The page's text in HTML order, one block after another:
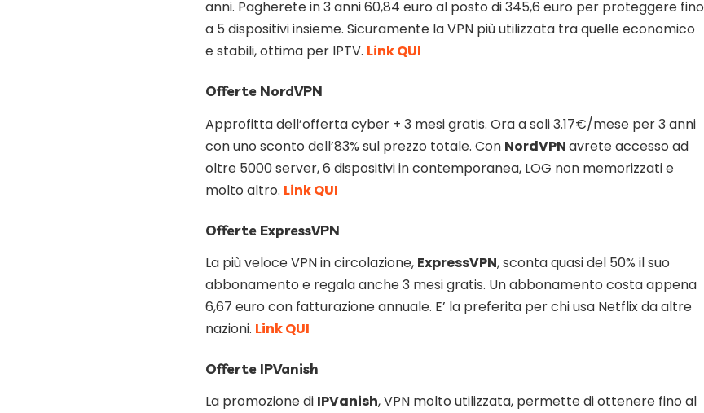
anni. Pagherete in 3 anni 60,84 euro al posto di 345,6 euro per proteggere fino
a 5 dispositivi insieme. Sicuramente la VPN più utilizzata tra quelle economico
e stabili, ottima per IPTV. Link QUI
Offerte NordVPN
Approfitta dell’offerta cyber + 3 mesi gratis. Ora a soli 3.17€/mese per 3 anni
con uno sconto dell’83% sul prezzo totale. Con NordVPNavrete accesso ad
oltre 5000 server, 6 dispositivi in contemporanea, LOG non memorizzati e
molto altro. Link QUI
Offerte ExpressVPN
La più veloce VPN in circolazione, ExpressVPN, sconta quasi del 50% il suo
abbonamento e regala anche 3 mesi gratis. Un abbonamento costa appena
6,67 euro con fatturazione annuale. E’ la preferita per chi usa Netflix da altre
nazioni. Link QUI
Offerte IPVanish
La promozione di IPVanish, VPN molto utilizzata, permette di ottenere fino al